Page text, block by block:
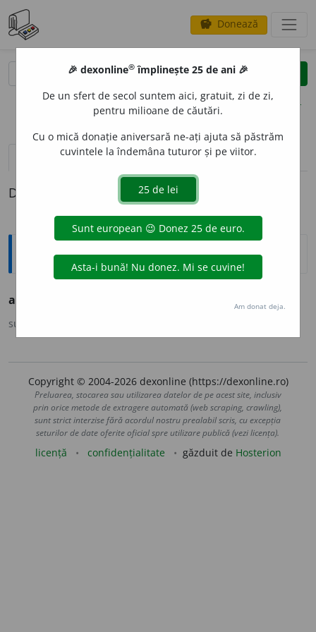
savings Donează
clear
opțiuni
definiții (1)
Definiția cu ID-ul 220450:
Ortografice DOOM
adolescentin
sursa:
Copyright © 2004-2026 dexonline (https://dexonline.ro)
Preluarea, stocarea sau utilizarea datelor de pe acest site, inclusiv
prin orice metode de extragere automată (web scraping, crawling),
sunt strict interzise fără acordul nostru prealabil scris, cu excepția
seturilor de date oferite oficial spre utilizare publică (vezi licența).
licență confidențialitate găzduit de Hosterion
🎉 dexonline® împlinește 25 de ani 🎉
De un sfert de secol suntem aici, gratuit, zi de zi,
pentru milioane de căutări.
Cu o mică donație aniversară ne-ați ajuta să păstrăm
cuvintele la îndemâna tuturor și pe viitor.
Am donat deja.